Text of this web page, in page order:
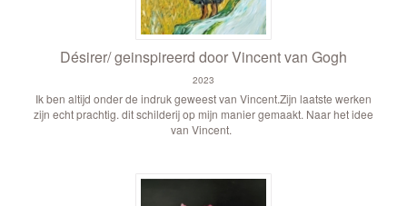
Désirer/ geinspireerd door Vincent van Gogh
2023
Ik ben altijd onder de indruk geweest van Vincent.Zijn laatste werken
zijn echt prachtig. dit schilderij op mijn manier gemaakt. Naar het idee
van Vincent.